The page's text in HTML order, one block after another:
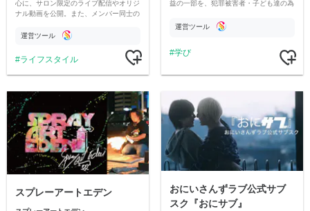
心に、サロン限定のライブ配信やオリジ
ナル動画を公開。また、メンバー同士の
ただいています。
運営ツール
ライフスタイル
益の一部を、犯罪被害者・子ども達の為
す運営ツール
学び
スプレーアートエデン
おにいさんずラブ公式サブ
スク『おにサブ』